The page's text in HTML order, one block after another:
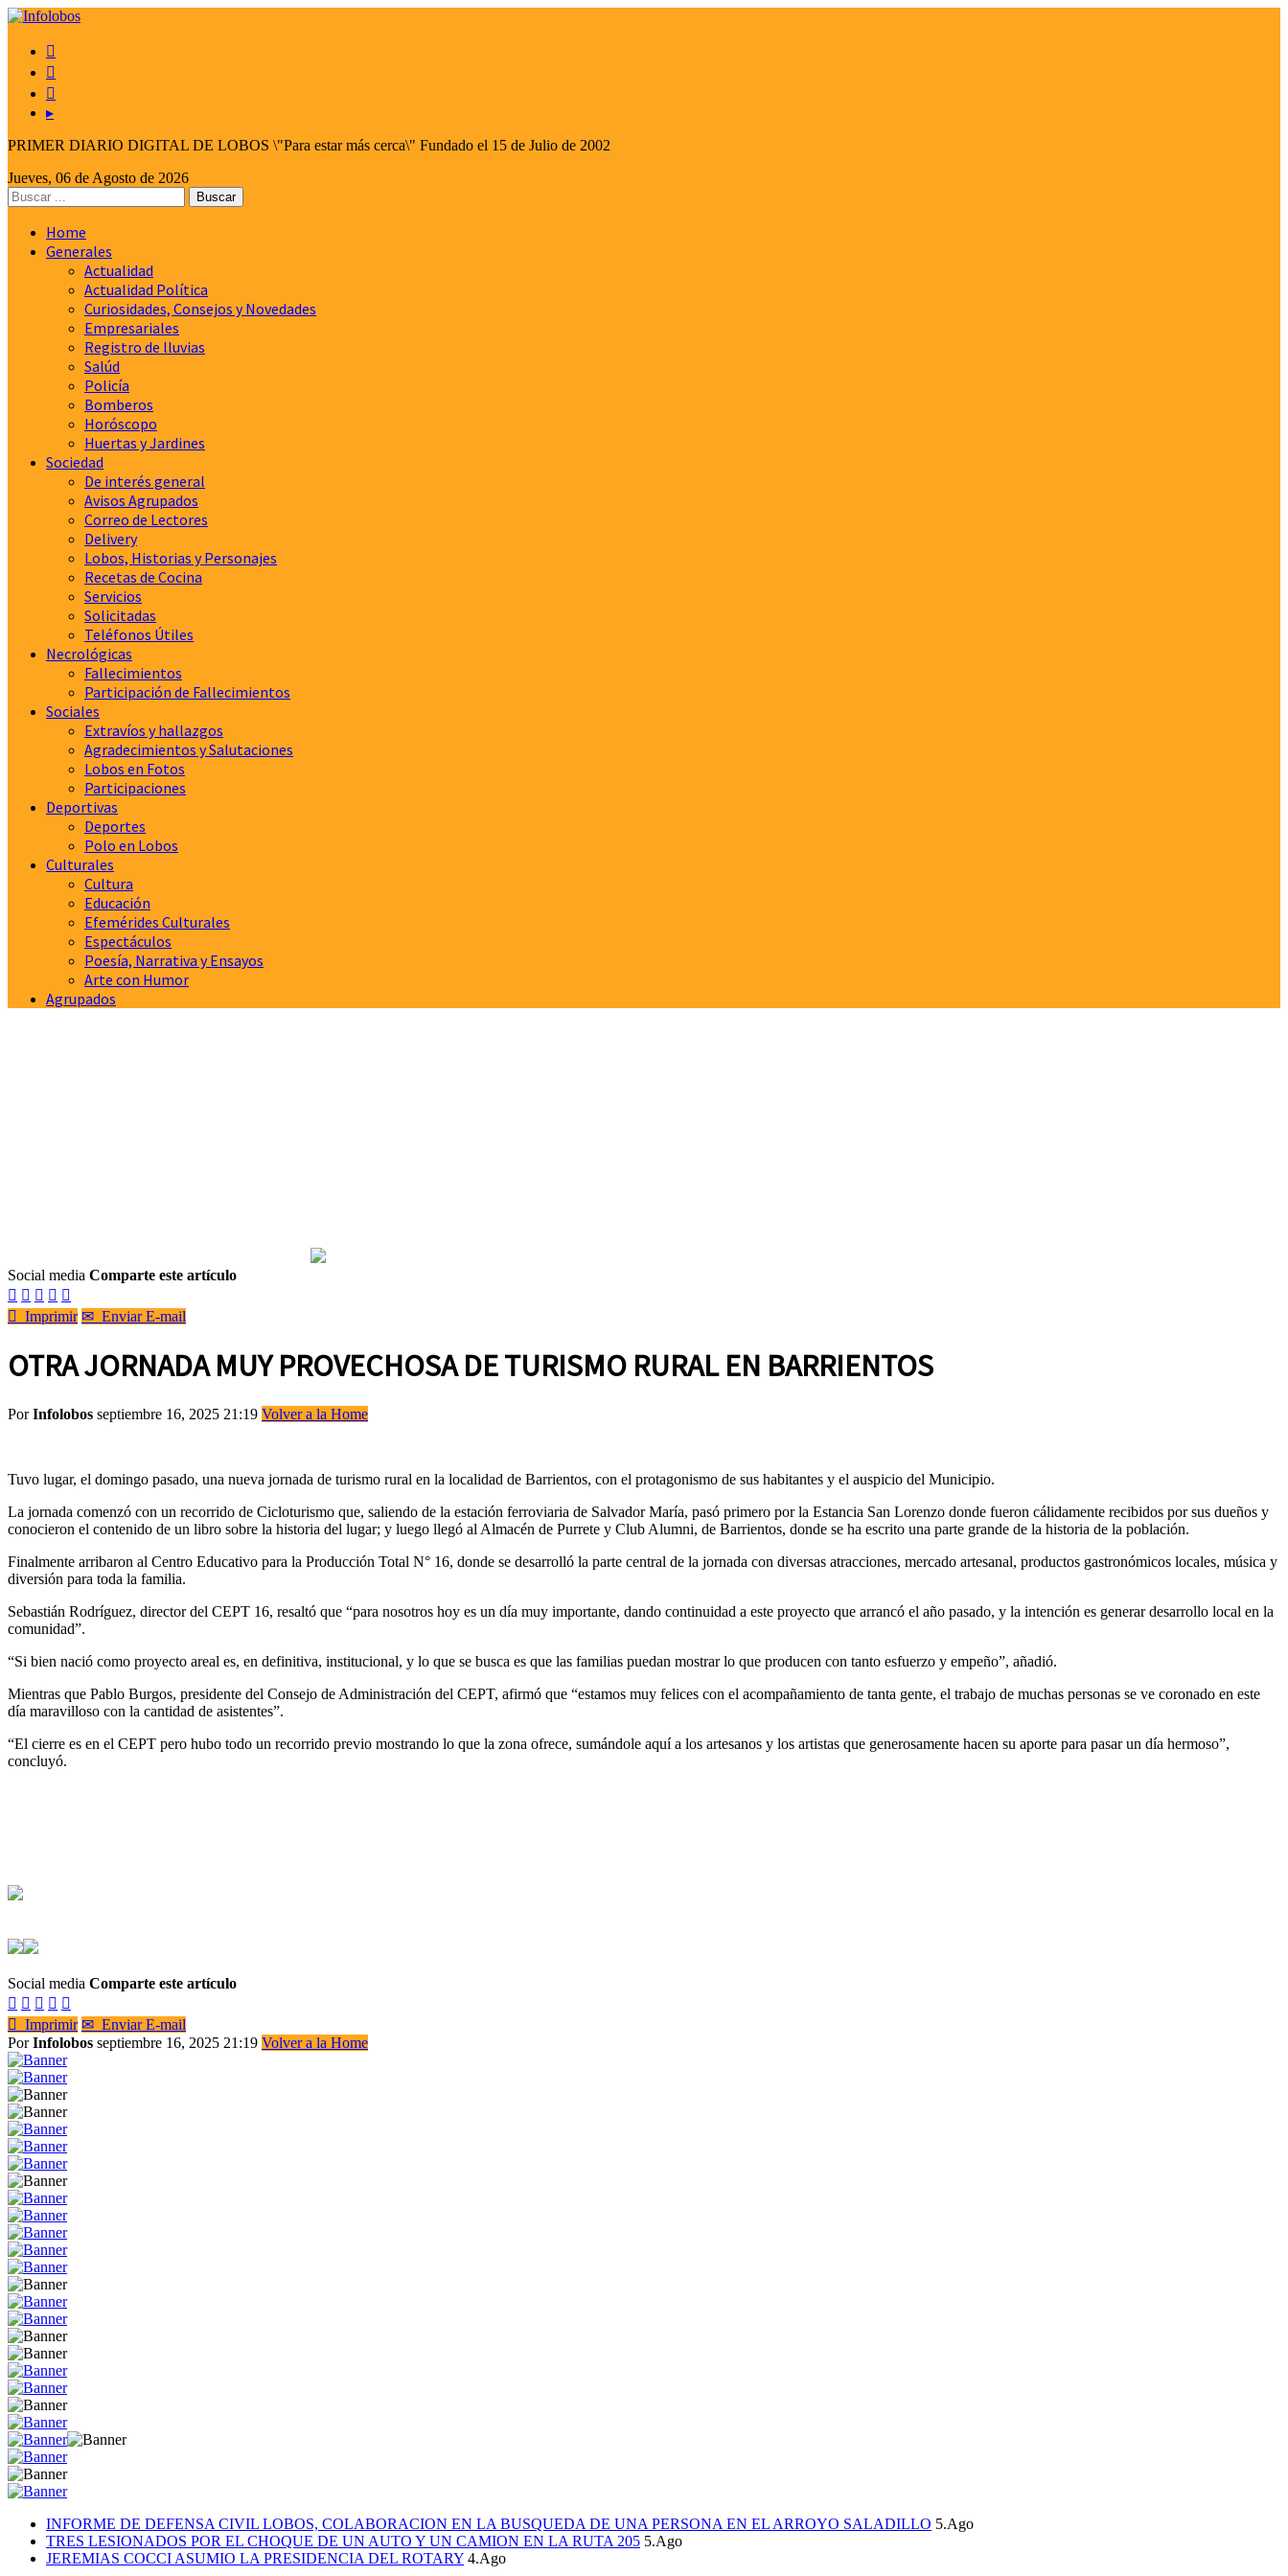



▸
PRIMER DIARIO DIGITAL DE LOBOS \"Para estar más cerca\" Fundado el 15 de Julio de 2002
Jueves, 06 de Agosto de 2026
Home
Generales
Actualidad
Actualidad Política
Curiosidades, Consejos y Novedades
Empresariales
Registro de lluvias
Salúd
Policía
Bomberos
Horóscopo
Huertas y Jardines
Sociedad
De interés general
Avisos Agrupados
Correo de Lectores
Delivery
Lobos, Historias y Personajes
Recetas de Cocina
Servicios
Solicitadas
Teléfonos Útiles
Necrológicas
Fallecimientos
Participación de Fallecimientos
Sociales
Extravíos y hallazgos
Agradecimientos y Salutaciones
Lobos en Fotos
Participaciones
Deportivas
Deportes
Polo en Lobos
Culturales
Cultura
Educación
Efemérides Culturales
Espectáculos
Poesía, Narrativa y Ensayos
Arte con Humor
Agrupados
Social media Comparte este artículo
    
 Imprimir ✉ Enviar E-mail
OTRA JORNADA MUY PROVECHOSA DE TURISMO RURAL EN BARRIENTOS
PorInfolobos septiembre 16, 2025 21:19 Volver a la Home
Tuvo lugar, el domingo pasado, una nueva jornada de turismo rural en la localidad de Barrientos, con el protagonismo de sus habitantes y el auspicio del Municipio.
La jornada comenzó con un recorrido de Cicloturismo que, saliendo de la estación ferroviaria de Salvador María, pasó primero por la Estancia San Lorenzo donde fueron cálidamente recibidos por sus dueños y
conocieron el contenido de un libro sobre la historia del lugar; y luego llegó al Almacén de Purrete y Club Alumni, de Barrientos, donde se ha escrito una parte grande de la historia de la población.
Finalmente arribaron al Centro Educativo para la Producción Total N° 16, donde se desarrolló la parte central de la jornada con diversas atracciones, mercado artesanal, productos gastronómicos locales, música y
diversión para toda la familia.
Sebastián Rodríguez, director del CEPT 16, resaltó que “para nosotros hoy es un día muy importante, dando continuidad a este proyecto que arrancó el año pasado, y la intención es generar desarrollo local en la
comunidad”.
“Si bien nació como proyecto areal es, en definitiva, institucional, y lo que se busca es que las familias puedan mostrar lo que producen con tanto esfuerzo y empeño”, añadió.
Mientras que Pablo Burgos, presidente del Consejo de Administración del CEPT, afirmó que “estamos muy felices con el acompañamiento de tanta gente, el trabajo de muchas personas se ve coronado en este
día maravilloso con la cantidad de asistentes”.
“El cierre es en el CEPT pero hubo todo un recorrido previo mostrando lo que la zona ofrece, sumándole aquí a los artesanos y los artistas que generosamente hacen su aporte para pasar un día hermoso”,
concluyó.
Social media Comparte este artículo
    
 Imprimir ✉ Enviar E-mail
PorInfolobos septiembre 16, 2025 21:19 Volver a la Home
INFORME DE DEFENSA CIVIL LOBOS, COLABORACION EN LA BUSQUEDA DE UNA PERSONA EN EL ARROYO SALADILLO 5.Ago
TRES LESIONADOS POR EL CHOQUE DE UN AUTO Y UN CAMION EN LA RUTA 205 5.Ago
JEREMIAS COCCI ASUMIO LA PRESIDENCIA DEL ROTARY 4.Ago